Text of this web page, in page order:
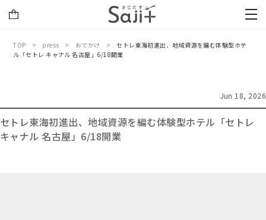
TOP press おでかけ
セトレ東海初進出、地域資源を編む体験型ホテ
ル「セトレ キャナル 名古屋」6/18開業
Jun 18, 2026
セトレ東海初進出、地域資源を編む体験型ホテル「セトレ
キャナル 名古屋」6/18開業